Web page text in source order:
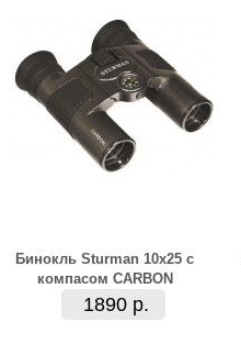
Бинокль Sturman 10х25 с
компасом CARBON
1890 р.